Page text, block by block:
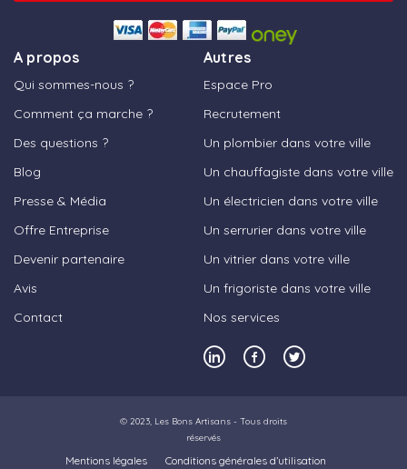
A propos
Qui sommes-nous ?
Comment ça marche ?
Des questions ?
Blog
Presse & Média
Offre Entreprise
Devenir partenaire
Avis
Contact
Autres
Espace Pro
Recrutement
Un plombier dans votre ville
Un chauffagiste dans votre ville
Un électricien dans votre ville
Un serrurier dans votre ville
Un vitrier dans votre ville
Un frigoriste dans votre ville
Nos services
© 2023, Les Bons Artisans - Tous droits
réservés
Mentions légales Conditions générales d’utilisation